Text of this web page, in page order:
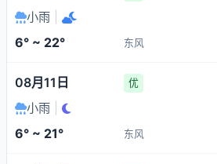
小雨
6° ~ 22° 东风
08月11日 优
小雨
6° ~ 21° 东风